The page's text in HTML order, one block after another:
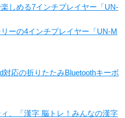
しめる7インチプレイヤー「UN-
ーの4インチプレイヤー「UN-M
応の折りたたみBluetoothキーボ
、「漢字 脳トレ！みんなの漢字